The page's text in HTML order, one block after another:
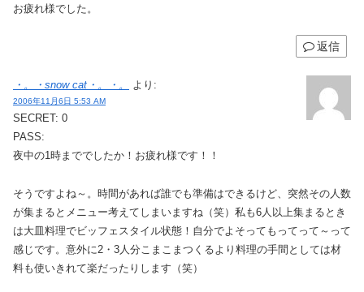
お疲れ様でした。
返信
・。・snow cat・。・。 より:
2006年11月6日 5:53 AM
SECRET: 0
PASS:
夜中の1時まででしたか！お疲れ様です！！
そうですよね～。時間があれば誰でも準備はできるけど、突然その人数
が集まるとメニュー考えてしまいますね（笑）私も6人以上集まるとき
は大皿料理でビッフェスタイル状態！自分でよそってもってって～って
感じです。意外に2・3人分こまこまつくるより料理の手間としては材
料も使いきれて楽だったりします（笑）